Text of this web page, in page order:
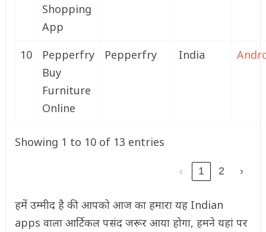
Shopping
App
10
Pepperfry
Buy
Furniture
Online
Pepperfry India
Showing 1 to 10 of 13 entries
‹ 1 2 ›
हमें उम्मीद है की आपको आज का हमारा यह Indian
apps वाला आर्टिकल पसंद जरूर आया होगा, हमने यहां पर